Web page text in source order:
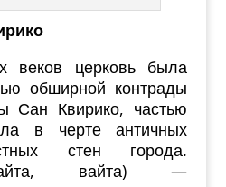
веков церковь была
обширной контрады
Сан Квирико, частью
в черте античных
стен города.
вайта) —